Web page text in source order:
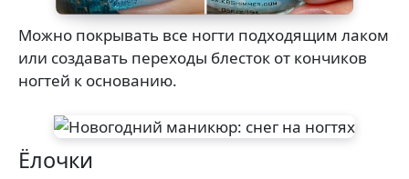
Можно покрывать все ногти подходящим лаком
или создавать переходы блесток от кончиков
ногтей к основанию.
Ёлочки